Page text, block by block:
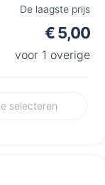
De laagste prijs
€ 5,00
voor 1 overige